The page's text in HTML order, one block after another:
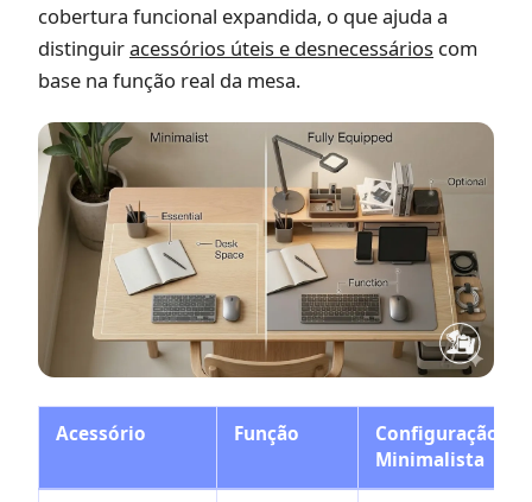
cobertura funcional expandida, o que ajuda a
distinguiracessórios úteis e desnecessários com
base na função real da mesa.
Acessório Função
Configuração
Minimalista